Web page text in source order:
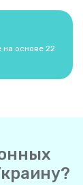
на основе 22